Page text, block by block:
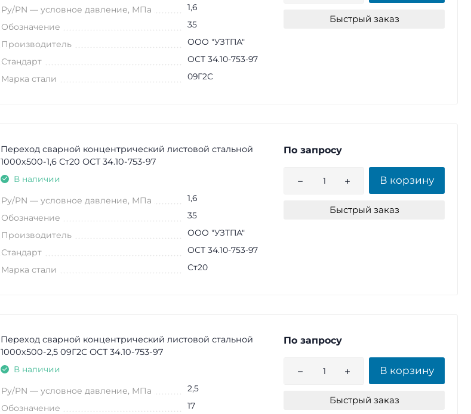
Ру/PN — условное давление, МПа 1,6
Обозначение 35
Производитель ООО "УЗТПА"
Стандарт ОСТ 34.10-753-97
Марка стали 09Г2С
Быстрый заказ
Переход сварной концентрический листовой стальной
1000х500-1,6 Ст20 ОСТ 34.10-753-97
В наличии
Ру/PN — условное давление, МПа 1,6
Обозначение 35
Производитель ООО "УЗТПА"
Стандарт ОСТ 34.10-753-97
Марка стали Ст20
По запросу
В корзину
Быстрый заказ
Переход сварной концентрический листовой стальной
1000х500-2,5 09Г2С ОСТ 34.10-753-97
В наличии
Ру/PN — условное давление, МПа 2,5
Обозначение 17
По запросу
В корзину
Быстрый заказ